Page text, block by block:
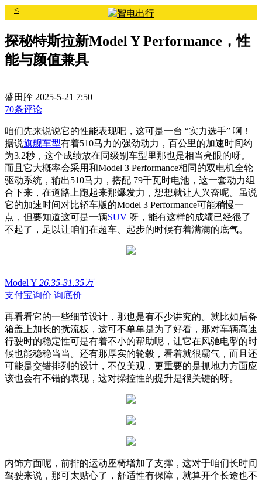
<
探秘特斯拉新Model Y Performance，性
能与颜值兼具
盛田肸 2025-5-21 7:50
70条评论
咱们先来说说它的性能表现吧，这可是一台 “实力选手” 啊！
据说旗舰车型有着510马力的强劲动力，百公里的加速时间约
为3.2秒，这个成绩放在同级别车型里那也是相当亮眼的呀。
而且它大概率会采用和Model 3 Performance相同的双电机全轮
驱动系统，输出510马力，搭配 79千瓦时电池，这一套动力组
合下来，在道路上跑起来那爆发力，想想就让人兴奋呢。虽说
它的加速时间对比轿车版的Model 3 Performance可能稍慢一
点，但要知道这可是一辆SUV 呀，能有这样的成绩已经很了
不起了，足以让咱们在超车、起步的时候有着满满的底气。
Model Y 26.35-31.35万
支付宝询价 询底价
再看看它的一些细节设计，那也是有不少讲究的。就比如后备
箱盖上加长的扰流板，这可不单单是为了好看，那对车辆高速
行驶时的稳定性可是有着不小的帮助呢，让它在风驰电掣的时
候也能稳稳当当。还有那厚实的轮毂，看着就很霸气，而且还
可能是交错排列的设计，不仅美观，更重要的是抓地力方面应
该也会有不错的表现，这对操控性的提升是很关键的呀。
内饰方面呢，前排的运动座椅增加了支撑，这对于咱们长时间
驾驶来说，那可太贴心了，舒适性有保障，就算开个长途也不